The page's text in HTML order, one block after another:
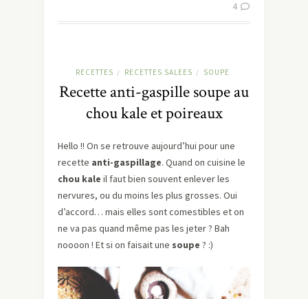
4
RECETTES / RECETTES SALEES / SOUPE
Recette anti-gaspille soupe au
chou kale et poireaux
Hello !! On se retrouve aujourd’hui pour une
recette anti-gaspillage. Quand on cuisine le
chou kale il faut bien souvent enlever les
nervures, ou du moins les plus grosses. Oui
d’accord… mais elles sont comestibles et on
ne va pas quand même pas les jeter ? Bah
noooon ! Et si on faisait une soupe ? :)